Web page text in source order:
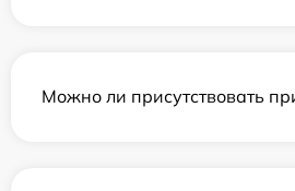
Можно ли присутствовать